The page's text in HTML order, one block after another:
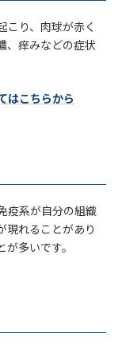
こり、肉球が赤く
、痒みなどの症状
はこちらから
疫系が自分の組織
現れることがあり
多いです。